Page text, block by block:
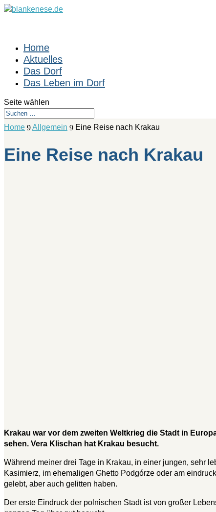
Home
Aktuelles
Das Dorf
Das Leben im Dorf
Seite wählen
Home 9Allgemein 9 Eine Reise nach Krakau
Eine Reise nach Krakau
Krakau war vor dem zweiten Weltkrieg die Stadt in
sehen. Vera Klischan hat Krakau besucht.
Während meiner drei Tage in Krakau, in einer jungen, sehr
Kasimierz, im ehemaligen Ghetto Podgórze oder am
gelebt, aber auch gelitten haben.
Der erste Eindruck der polnischen Stadt ist von großer